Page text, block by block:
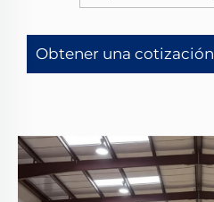
Obtener una cotización